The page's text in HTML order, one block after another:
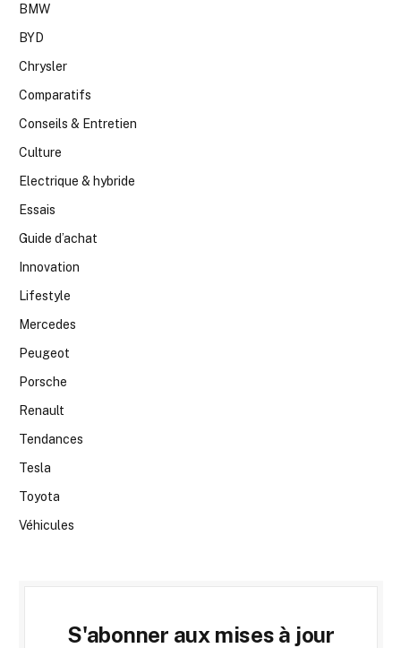
BMW
BYD
Chrysler
Comparatifs
Conseils & Entretien
Culture
Electrique & hybride
Essais
Guide d’achat
Innovation
Lifestyle
Mercedes
Peugeot
Porsche
Renault
Tendances
Tesla
Toyota
Véhicules
S'abonner aux mises à jour